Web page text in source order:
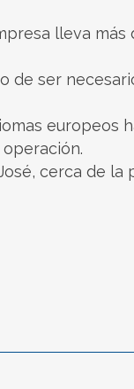
lleva más
de ser
europeos
cerca de la